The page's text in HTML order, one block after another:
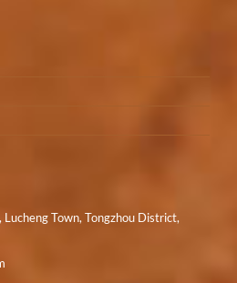
Lucheng Town, Tongzhou District,